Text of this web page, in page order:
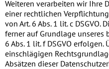
Weiteren verarbeiten wir Ihre
einer rechtlichen
von Art. 6 Abs. 1 lit. c DSGVO.
ferner auf Grundlage unseres
6 Abs. 1 lit. f DSGVO
einschlägigen
Absätzen dieser